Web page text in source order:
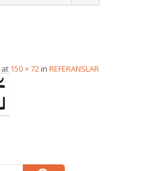
at 150 × 72in REFERANSLAR